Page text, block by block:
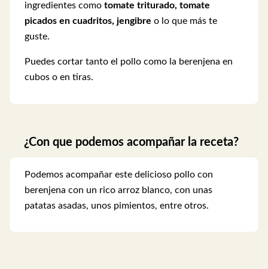
ingredientes como tomate triturado, tomate
picados en cuadritos, jengibre o lo que más te
guste.
Puedes cortar tanto el pollo como la berenjena en
cubos o en tiras.
¿Con que podemos acompañar la receta?
Podemos acompañar este delicioso pollo con
berenjena con un rico arroz blanco, con unas
patatas asadas, unos pimientos, entre otros.